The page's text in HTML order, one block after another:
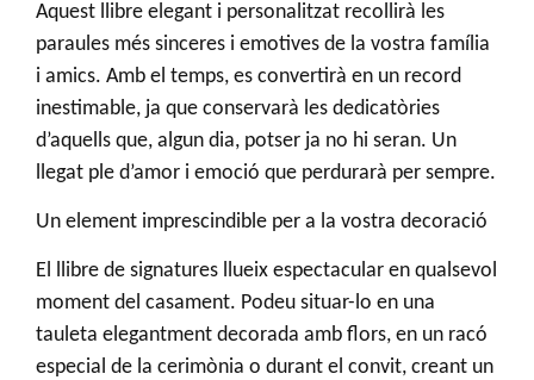
Aquest llibre elegant i personalitzat recollirà les
paraules més sinceres i emotives de la vostra família
i amics. Amb el temps, es convertirà en un record
inestimable, ja que conservarà les dedicatòries
d’aquells que, algun dia, potser ja no hi seran. Un
llegat ple d’amor i emoció que perdurarà per sempre.
Un element imprescindible per a la vostra decoració
El llibre de signatures llueix espectacular en qualsevol
moment del casament. Podeu situar-lo en una
tauleta elegantment decorada amb flors, en un racó
especial de la cerimònia o durant el convit, creant un